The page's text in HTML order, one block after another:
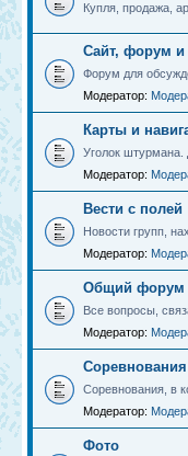
Купля, продажа,
Сайт, форум и
Форум для
Модератор:
Карты и
Уголок штурмана.
Модератор:
Вести с полей
Новости групп,
Модератор:
Общий форум
Все вопросы,
Модератор:
Соревнования
Соревнования, в
Модератор:
Фото